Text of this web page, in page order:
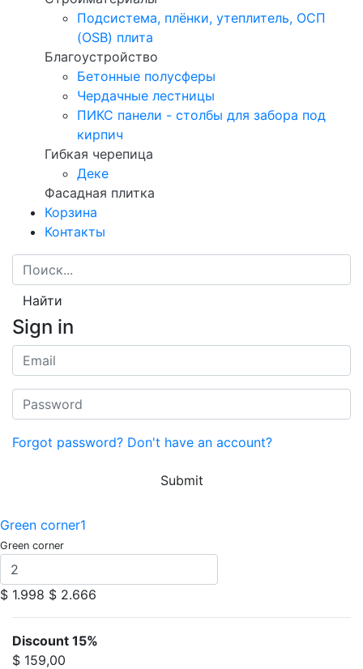
Подсистема, плёнки, утеплитель, ОСП
(OSB) плита
Благоустройство
Бетонные полусферы
Чердачные лестницы
ПИКС панели - столбы для забора под
кирпич
Гибкая черепица
Деке
Фасадная плитка
Корзина
Контакты
Найти
Sign in
Forgot password? Don't have an account?
Submit
Green corner1
Green corner
$ 1.998 $ 2.666
Discount 15%
$ 159,00